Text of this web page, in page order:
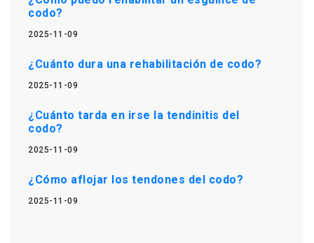
codo?
2025-11-09
¿Cuánto dura una rehabilitación de codo?
2025-11-09
¿Cuánto tarda en irse la tendinitis del
codo?
2025-11-09
¿Cómo aflojar los tendones del codo?
2025-11-09